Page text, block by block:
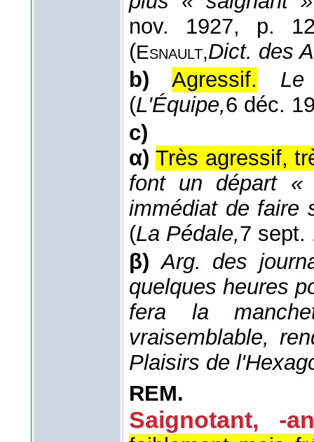
nov. 1927, p.
(Esnault,Dict. des
b)
Agressif.
(L'Équipe,6 déc.
c)
α) Très agressif,
font un départ
immédiat de faire
(La Pédale,7 sept.
β) Arg. des
quelques heures
fera la
vraisemblable,
Plaisirs de
REM.
Saignotant, -